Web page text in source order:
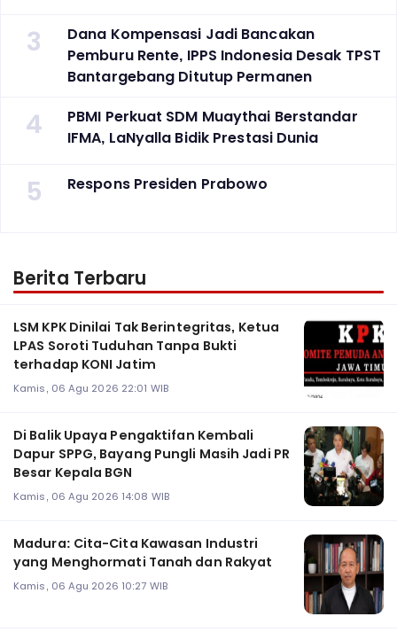
3
Dana Kompensasi Jadi Bancakan
Pemburu Rente, IPPS Indonesia Desak TPST
Bantargebang Ditutup Permanen
4
PBMI Perkuat SDM Muaythai Berstandar
IFMA, LaNyalla Bidik Prestasi Dunia
5 Respons Presiden Prabowo
Berita Terbaru
LSM KPK Dinilai Tak Berintegritas, Ketua
LPAS Soroti Tuduhan Tanpa Bukti
terhadap KONI Jatim
Kamis, 06 Agu 2026 22:01 WIB
Di Balik Upaya Pengaktifan Kembali
Dapur SPPG, Bayang Pungli Masih Jadi PR
Besar Kepala BGN
Kamis, 06 Agu 2026 14:08 WIB
Madura: Cita-Cita Kawasan Industri
yang Menghormati Tanah dan Rakyat
Kamis, 06 Agu 2026 10:27 WIB